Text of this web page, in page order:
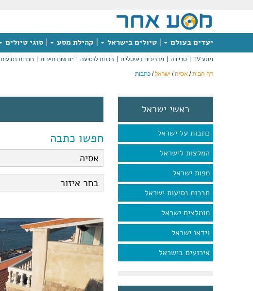
יעדים בעולם טיולים בישראל קהילת מסע סוגי טיולים
מסע TV טריוויה מדריכים דיגיטליים הכנות לנסיעה חדשות תיירות חברות נסיעות
דף הבית/ אסיה/ ישראל/ כתבות
ראשי ישראל
כתבות על ישראל
המלצות לישראל
מפות ישראל
חברות נסיעות ישראל
מומלצים ישראל
וידאו ישראל
אירועים בישראל
חפשו כתבה